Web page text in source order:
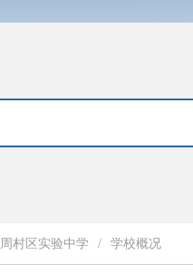
周村区实验中学 / 学校概况